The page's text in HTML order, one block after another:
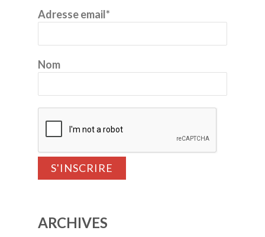
Adresse email*
Nom
ARCHIVES